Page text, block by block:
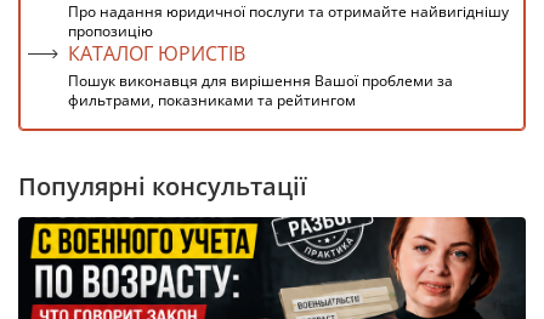
Про надання юридичної послуги та отримайте найвигіднішу
пропозицію
КАТАЛОГ ЮРИСТІВ
Пошук виконавця для вирішення Вашої проблеми за
фильтрами, показниками та рейтингом
Популярні консультації